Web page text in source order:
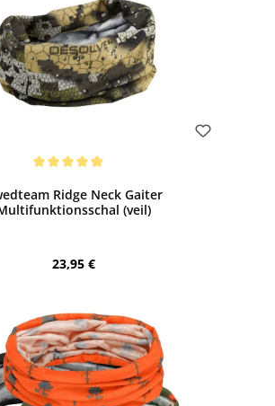
Ridge Neck Gaiter
(veil)
Regulärer Preis:
23,95 €